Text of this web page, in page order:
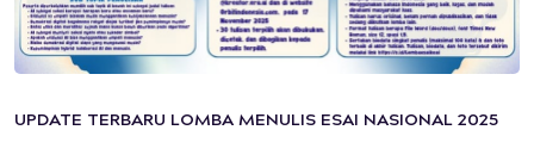
UPDATE TERBARU LOMBA MENULIS ESAI NASIONAL 2025